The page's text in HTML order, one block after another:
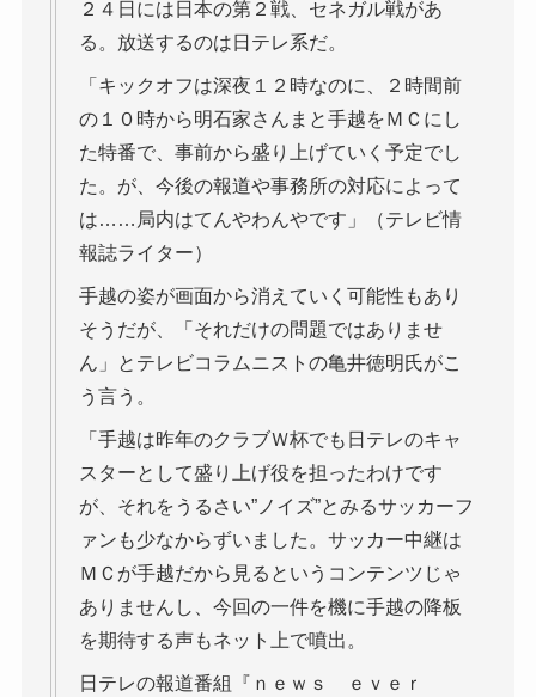
２４日には日本の第２戦、セネガル戦があ
る。放送するのは日テレ系だ。
「キックオフは深夜１２時なのに、２時間前
の１０時から明石家さんまと手越をＭＣにし
た特番で、事前から盛り上げていく予定でし
た。が、今後の報道や事務所の対応によって
は……局内はてんやわんやです」（テレビ情
報誌ライター）
手越の姿が画面から消えていく可能性もあり
そうだが、「それだけの問題ではありませ
ん」とテレビコラムニストの亀井徳明氏がこ
う言う。
「手越は昨年のクラブＷ杯でも日テレのキャ
スターとして盛り上げ役を担ったわけです
が、それをうるさい”ノイズ”とみるサッカーフ
ァンも少なからずいました。サッカー中継は
ＭＣが手越だから見るというコンテンツじゃ
ありませんし、今回の一件を機に手越の降板
を期待する声もネット上で噴出。
日テレの報道番組『ｎｅｗｓ ｅｖｅｒ